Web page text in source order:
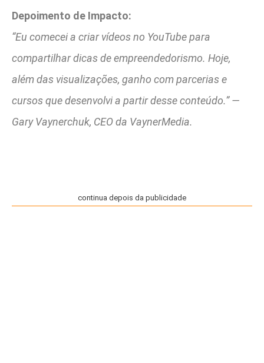
Depoimento de Impacto:
“Eu comecei a criar vídeos no YouTube para
compartilhar dicas de empreendedorismo. Hoje,
além das visualizações, ganho com parcerias e
cursos que desenvolvi a partir desse conteúdo.” —
Gary Vaynerchuk, CEO da VaynerMedia.
continua depois da publicidade